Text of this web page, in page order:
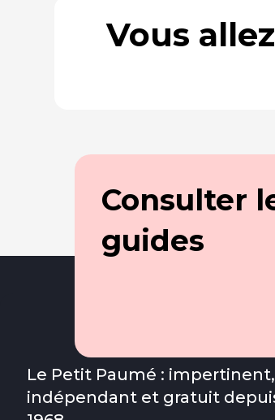
Vous
Consulter
guides
Le Petit Paumé : impertinent,
indépendant et gratuit